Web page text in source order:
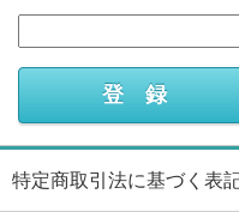
特定商取引法に基づく表